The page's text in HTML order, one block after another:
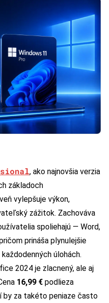
, ako najnovšia verzia
základoch
vylepšuje výkon,
zážitok. Zachováva
spoliehajú — Word,
prináša plynulejšie
úlohách.
2024 je zlacnený, ale aj
16,99 € podlieza
by za takéto peniaze často